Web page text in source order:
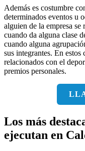
Además es costumbre
determinados eventos u
alguien de la empresa
cuando da alguna clase
cuando alguna
sus integrantes. En estos
relacionados con el
premios personales.
Los más
ejecutan en